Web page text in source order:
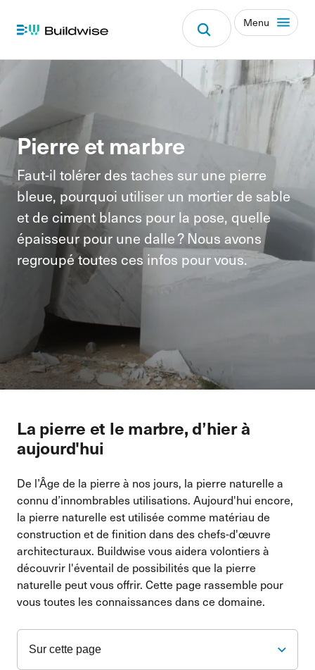
Menu
Pierre et marbre
Faut-il tolérer des taches sur une pierre
bleue, pourquoi utiliser un mortier de sable
et de ciment blancs pour la pose, quelle
épaisseur pour une dalle ? Nous avons
regroupé toutes ces infos pour vous.
La pierre et le marbre, d’hier à
aujourd'hui
De l’Âge de la pierre à nos jours, la pierre naturelle a
connu d’innombrables utilisations. Aujourd'hui encore,
la pierre naturelle est utilisée comme matériau de
construction et de finition dans des chefs-d'œuvre
architecturaux. Buildwise vous aidera volontiers à
découvrir l'éventail de possibilités que la pierre
naturelle peut vous offrir. Cette page rassemble pour
vous toutes les connaissances dans ce domaine.
Sur cette page